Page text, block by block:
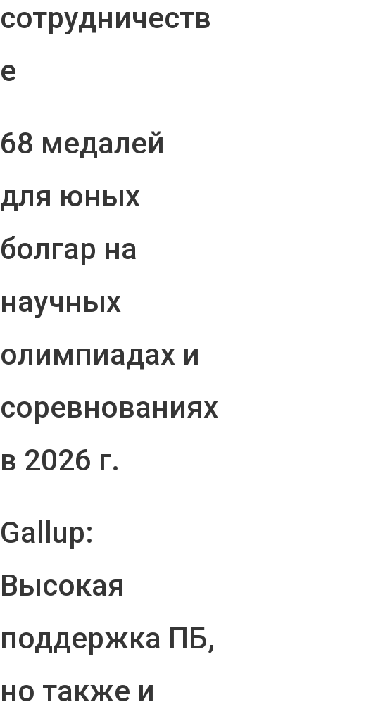
сотрудничеств
е
68 медалей
для юных
болгар на
научных
олимпиадах и
соревнованиях
в 2026 г.
Gallup:
Высокая
поддержка ПБ,
но также и